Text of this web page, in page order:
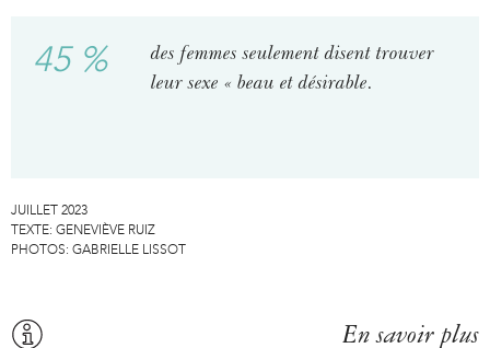
45 %
des femmes seulement disent trouver
leur sexe « beau et désirable.
JUILLET 2023
TEXTE: GENEVIÈVE RUIZ
PHOTOS: GABRIELLE LISSOT
En savoir plus